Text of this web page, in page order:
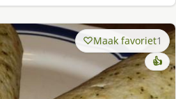
Maak favoriet1
👍